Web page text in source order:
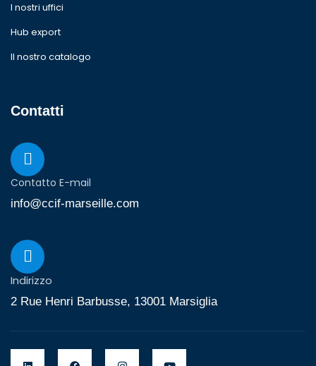
I nostri uffici
Hub export
Il nostro catalogo
Contatti
Contatto E-mail
info@ccif-marseille.com
Indirizzo
2 Rue Henri Barbusse, 13001 Marsiglia